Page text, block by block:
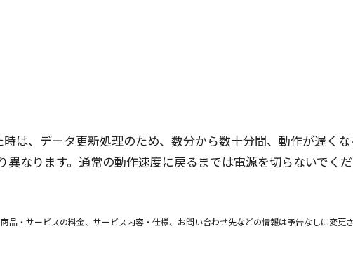
は、 データ更新処理のため、数分から数十分間、動作が遅く
異なります。通常の動作速度に戻るまでは電源を切らないでく
・サービスの料金、サービス内容・仕様、お問い合わせ先などの情報は予告なしに変更